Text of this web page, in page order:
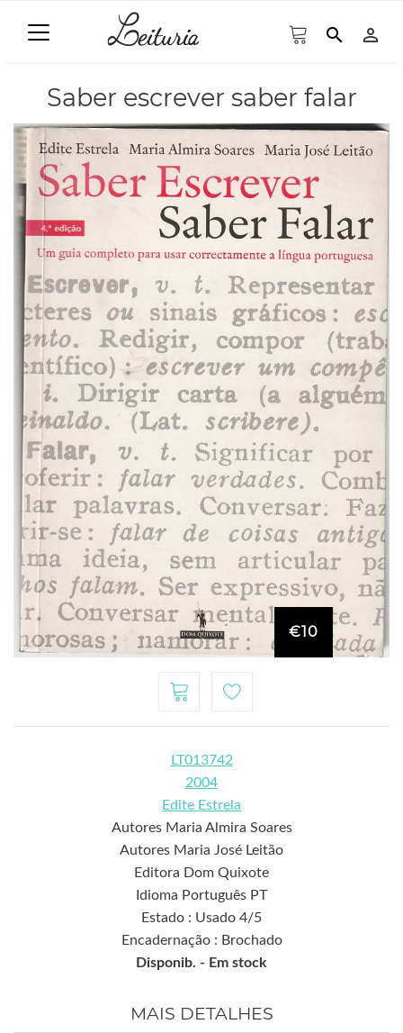
search person_outline
Saber escrever saber falar
€10
LT013742
2004
Edite Estrela
Autores Maria Almira Soares
Autores Maria José Leitão
Editora Dom Quixote
Idioma Português PT
Estado : Usado 4/5
Encadernação : Brochado
Disponib. - Em stock
MAIS DETALHES